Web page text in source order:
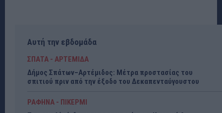
Αυτή την εβδομάδα
ΣΠΑΤΑ - ΑΡΤΕΜΙΔΑ
Δήμος Σπάτων–Αρτέμιδος: Μέτρα προστασίας του
σπιτιού πριν από την έξοδο του Δεκαπενταύγουστου
ΡΑΦΗΝΑ - ΠΙΚΕΡΜΙ